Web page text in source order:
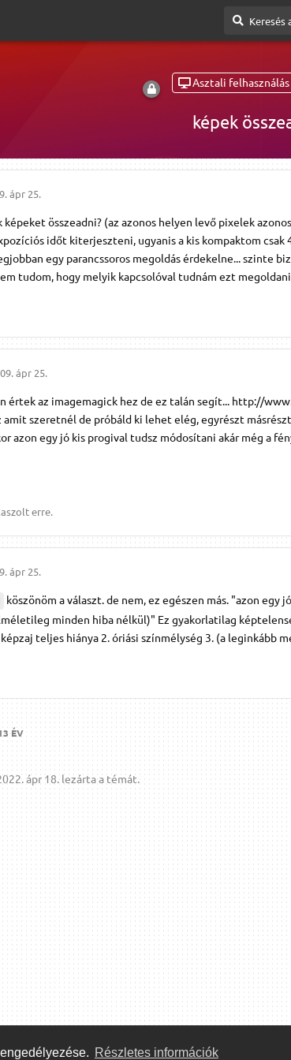
Részletes információk
Asztali felhasználás
képek
ápr 25.
képeket összeadni? (az azonos helyen levő pixelek
időt kiterjeszteni, ugyanis a kis kompaktom csak
egy parancssoros megoldás érdekelne... szinte
tudom, hogy melyik kapcsolóval tudnám ezt
ápr 25.
értek az imagemagick hez de ez talán segít... http://
amit szeretnél de próbáld ki lehet elég, egyrészt
azon egy jó kis progival tudsz módosítani akár még a
erre.
ápr 25.
köszönöm a választ. de nem, ez egészen más. "azon egy
minden hiba nélkül)" Ez gyakorlatilag
teljes hiánya 2. óriási színmélység 3. (a leginkább
ÉV
ápr 18. lezárta a témát.